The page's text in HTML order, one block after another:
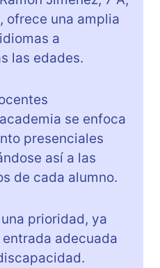
ofrece una amplia
a
las edades.
se enfoca
presenciales
así a las
de cada alumno.
prioridad, ya
adecuada